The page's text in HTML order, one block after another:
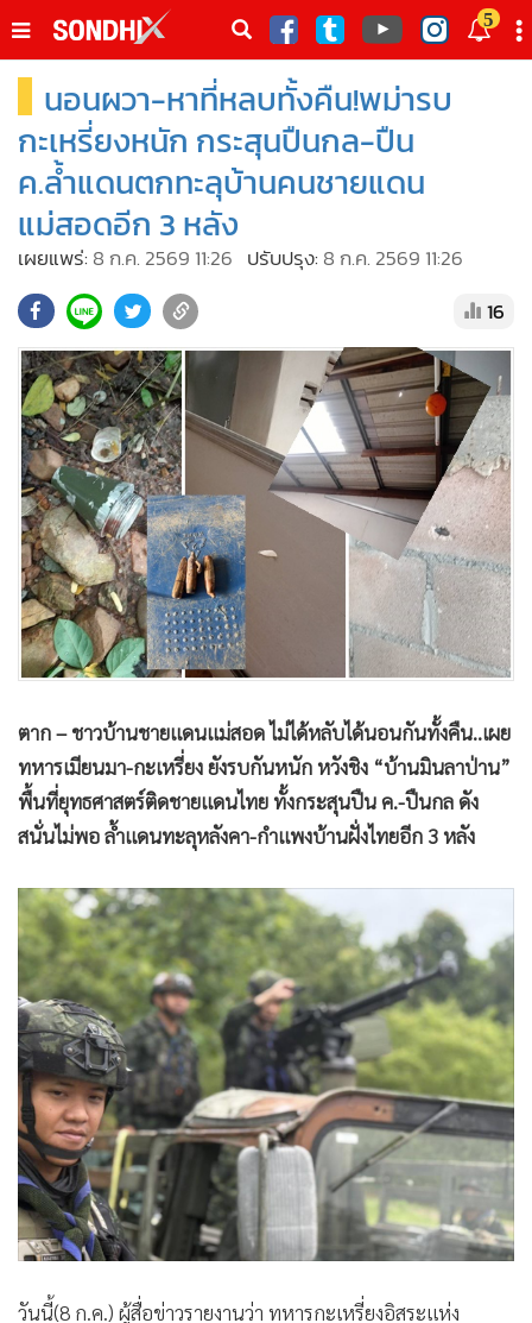
ดต
5
หน้าหลัก
SondhiX
Social
• World Talk
• Sondhitalk
• ข่าวลึกปมลับ
• Exclusive Health
• ผู้จัดกวน
• น่าสนใจ
• ข่าวอัพเดต
• เศรษฐกิจ-ธุรกิจ
• สังคม-โซเชียล
นอนผวา-หาที่หลบทั้งคืน!พม่ารบ
กะเหรี่ยงหนัก กระสุนปืนกล-ปืน
ค.ล้ำแดนตกทะลุบ้านคนชายแดน
แม่สอดอีก 3 หลัง
เผยแพร่: 8 ก.ค. 2569 11:26 ปรับปรุง: 8 ก.ค. 2569 11:26
16
ตาก – ชาวบ้านชายแดนแม่สอด ไม่ได้หลับได้นอนกันทั้งคืน..เผย
ทหารเมียนมา-กะเหรี่ยง ยังรบกันหนัก หวังชิง “บ้านมินลาป่าน”
พื้นที่ยุทธศาสตร์ติดชายแดนไทย ทั้งกระสุนปืน ค.-ปืนกล ดัง
สนั่นไม่พอ ล้ำแดนทะลุหลังคา-กำแพงบ้านฝั่งไทยอีก 3 หลัง
วันนี้(8 ก.ค.) ผู้สื่อข่าวรายงานว่า ทหารกะเหรี่ยงอิสระแห่ง